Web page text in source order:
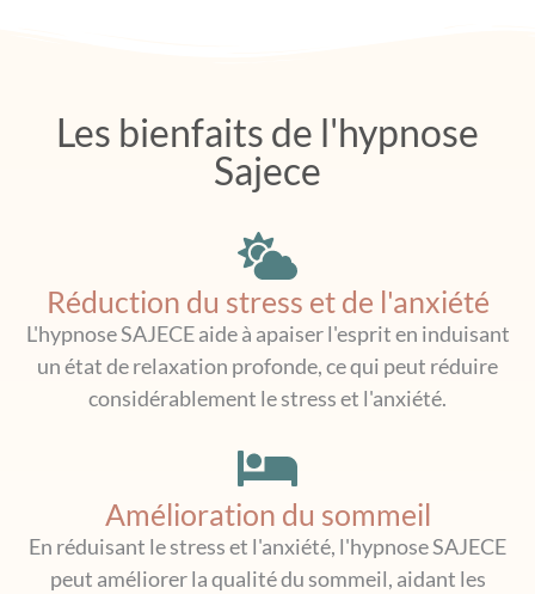
Les bienfaits de l'hypnose
Sajece
Réduction du stress et de l'anxiété
L'hypnose SAJECE aide à apaiser l'esprit en induisant
un état de relaxation profonde, ce qui peut réduire
considérablement le stress et l'anxiété.
Amélioration du sommeil
En réduisant le stress et l'anxiété, l'hypnose SAJECE
peut améliorer la qualité du sommeil, aidant les